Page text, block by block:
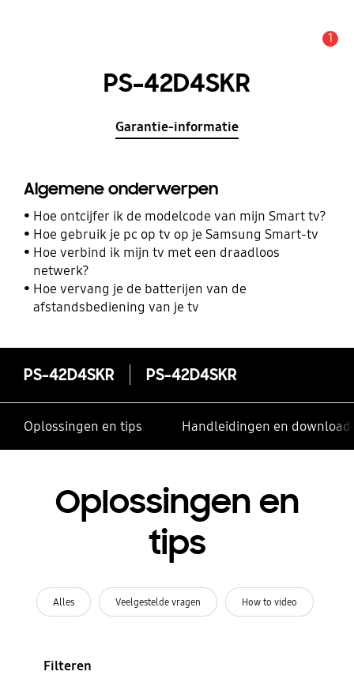
1
PS-42D4SKR
Garantie-informatie
Algemene onderwerpen
Hoe ontcijfer ik de modelcode van mijn Smart tv?
Hoe gebruik je pc op tv op je Samsung Smart-tv
Hoe verbind ik mijn tv met een draadloos
netwerk?
Hoe vervang je de batterijen van de
afstandsbediening van je tv
PS-42D4SKR PS-42D4SKR
Oplossingen en tips Handleidingen en
Oplossingen en
tips
Alles Veelgestelde vragen How to video
Filteren